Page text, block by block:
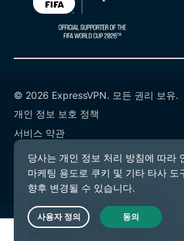
© 2026 ExpressVPN. 모든 권리 보유.
개인 정보 보호 정책
서비스 약관
쿠키 기본 설정